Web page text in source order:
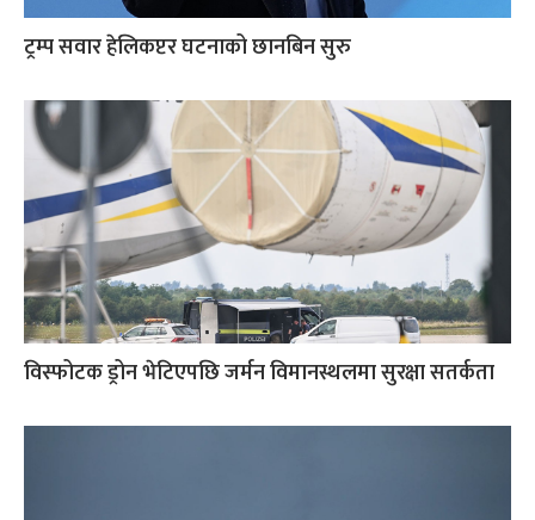
ट्रम्प सवार हेलिकप्टर घटनाको छानबिन सुरु
विस्फोटक ड्रोन भेटिएपछि जर्मन विमानस्थलमा सुरक्षा सतर्कता